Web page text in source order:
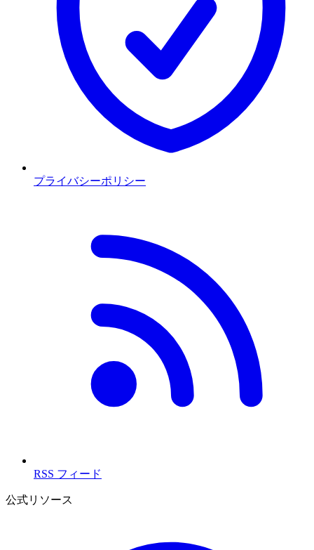
プライバシーポリシー
RSS フィード
公式リソース